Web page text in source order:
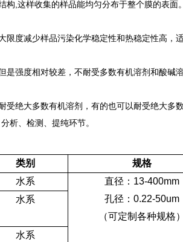
构,这样收集的样品能均匀分布于整个膜的表
限度减少样品污染化学稳定性和热稳定性高，
是强度相对较差，不耐受多数有机溶剂和酸
受绝大多数有机溶剂，有的也可以耐受绝大
析、检测、提纯环节。
类别 规格
水系 直径： 13-400mm
孔径： 0.22-50um
（可定制各种规格）
水系
水系